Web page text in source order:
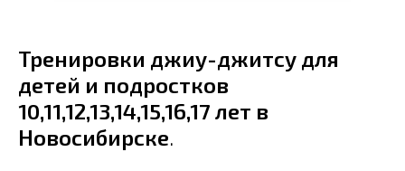
Тренировки джиу-джитсу для
детей и подростков
10,11,12,13,14,15,16,17 лет в
Новосибирске.